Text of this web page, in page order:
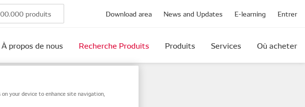
Download area News and Updates E-learning Entrer
À propos de nous Recherche Produits Produits Services Où acheter
your device to enhance site navigation,